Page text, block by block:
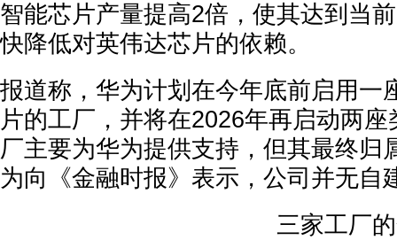
智能芯片产量提高2倍，使其达到当
快降低对英伟达芯片的依赖。
报道称，华为计划在今年底前启用一
片的工厂，并将在2026年再启动两
厂主要为华为提供支持，但其最终归
为向《金融时报》表示，公司并无自
三家工厂